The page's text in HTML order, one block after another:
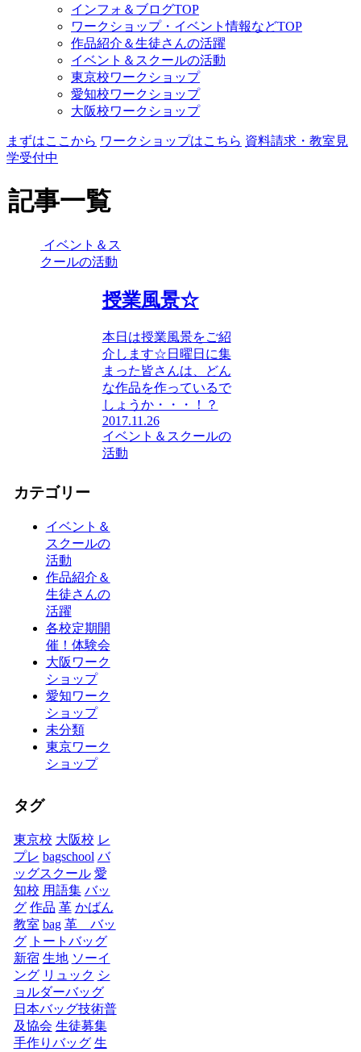
インフォ＆ブログTOP
ワークショップ・イベント情報などTOP
作品紹介＆生徒さんの活躍
イベント＆スクールの活動
東京校ワークショップ
愛知校ワークショップ
大阪校ワークショップ
まずはここから ワークショップはこちら 資料請求・教室見
学受付中
記事一覧
イベント＆ス
クールの活動
授業風景☆
本日は授業風景をご紹
介します☆日曜日に集
まった皆さんは、どん
な作品を作っているで
しょうか・・・！？
2017.11.26
イベント＆スクールの
活動
カテゴリー
イベント＆
スクールの
活動
作品紹介＆
生徒さんの
活躍
各校定期開
催！体験会
大阪ワーク
ショップ
愛知ワーク
ショップ
未分類
東京ワーク
ショップ
タグ
東京校 大阪校 レ
プレ bagschool バ
ッグスクール 愛
知校 用語集 バッ
グ 作品 革 かばん
教室 bag 革 バッ
グ
トートバッグ
新宿 生地 ソーイ
ング リュック シ
ョルダーバッグ
日本バッグ技術普
及協会 生徒募集
手作りバッグ 生